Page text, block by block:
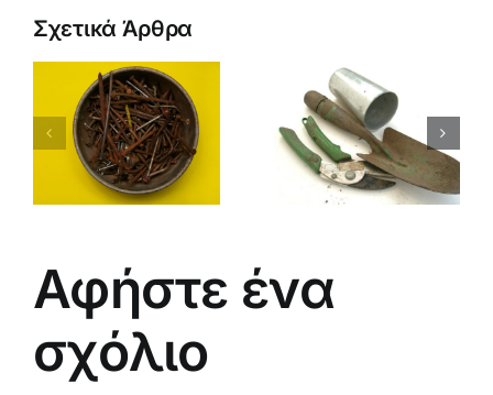
Σχετικά Άρθρα
ΠΩΣ ΚΑΙ
ΓΙΑΤΙ
ΚΑΘΑΡΙΖΟΥΜΕ
ΚΑΙ
ΑΠΟΛΥΜΑΙΝΟΥΜΕ
ΕΡΓΑΛΕΙΑ
ΚΑΙ
ΚΗΠΟΥΡΙΚΗΣ
ΓΕΝΕΤΙΚΑ
(GMO)
Αφήστε ένα
σχόλιο